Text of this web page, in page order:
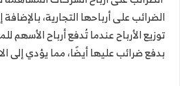
الضرائب على أرباحها التجارية،
توزيع الأرباح عندما تُدفع أرباح
بدفع ضرائب عليها أيضًا، مما يؤدي إلى